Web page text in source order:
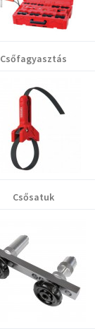
Csőfagyasztás
Csősatuk